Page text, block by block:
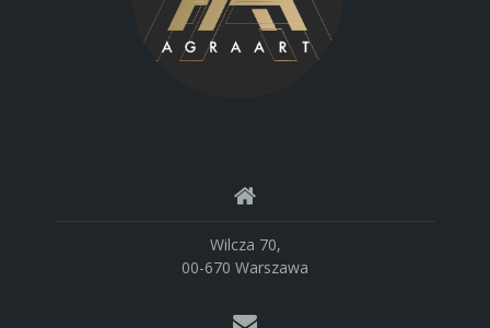
Wilcza 70,
00-670 Warszawa